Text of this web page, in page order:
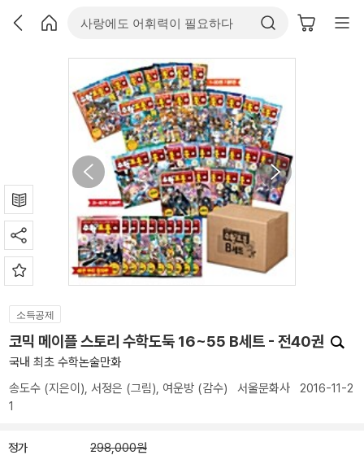
소득공제
코믹 메이플 스토리 수학도둑 16~55 B세트 - 전40권
국내 최초 수학논술만화
송도수 (지은이), 서정은 (그림), 여운방 (감수) 서울문화사 2016-11-2
1
정가 298,000원